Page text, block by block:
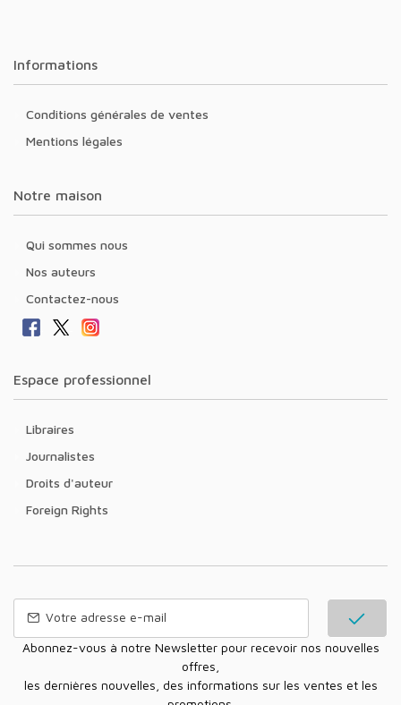
Informations
Conditions générales de ventes
Mentions légales
Notre maison
Qui sommes nous
Nos auteurs
Contactez-nous
Espace professionnel
Libraires
Journalistes
Droits d'auteur
Foreign Rights
Abonnez-vous à notre Newsletter pour recevoir nos nouvelles
offres,
les dernières nouvelles, des informations sur les ventes et les